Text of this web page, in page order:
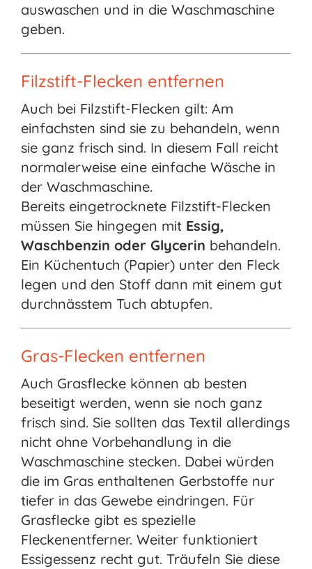
auswaschen und in die Waschmaschine
geben.
Filzstift-Flecken entfernen
Auch bei Filzstift-Flecken gilt: Am
einfachsten sind sie zu behandeln, wenn
sie ganz frisch sind. In diesem Fall reicht
normalerweise eine einfache Wäsche in
der Waschmaschine.
Bereits eingetrocknete Filzstift-Flecken
müssen Sie hingegen mit Essig,
Waschbenzin oder Glycerin behandeln.
Ein Küchentuch (Papier) unter den Fleck
legen und den Stoff dann mit einem gut
durchnässtem Tuch abtupfen.
Gras-Flecken entfernen
Auch Grasflecke können ab besten
beseitigt werden, wenn sie noch ganz
frisch sind. Sie sollten das Textil allerdings
nicht ohne Vorbehandlung in die
Waschmaschine stecken. Dabei würden
die im Gras enthaltenen Gerbstoffe nur
tiefer in das Gewebe eindringen. Für
Grasflecke gibt es spezielle
Fleckenentferner. Weiter funktioniert
Essigessenz recht gut. Träufeln Sie diese